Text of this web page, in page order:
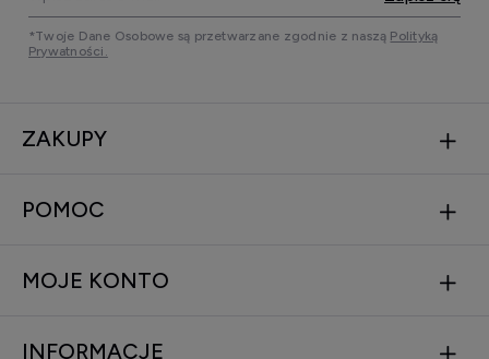
*Twoje Dane Osobowe są przetwarzane zgodnie z naszą Polityką
Prywatności.
ZAKUPY
POMOC
MOJE KONTO
INFORMACJE